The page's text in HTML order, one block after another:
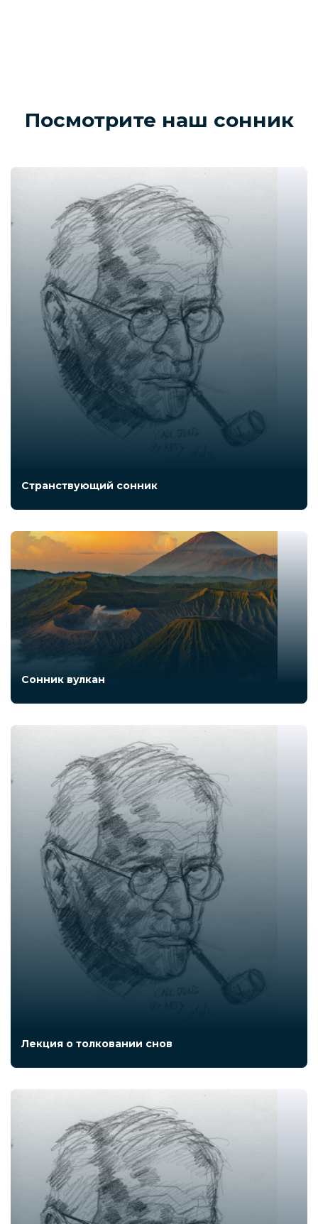
Посмотрите наш сонник
Странствующий сонник
Сонник вулкан
Лекция о толковании снов